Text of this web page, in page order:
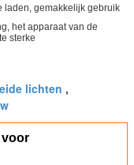
laden, gemakkelijk gebruik
het apparaat van de
sterke
lichten ,
voor